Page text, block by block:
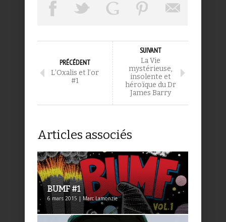
PRÉCÉDENT
L’Oxalis et l’or
#1
SUIVANT
La Vie
mystérieuse,
insolente et
héroïque du Dr
James Barry
Articles associés
BUMF #1
6 mars 2015 | Marc Lamonzie